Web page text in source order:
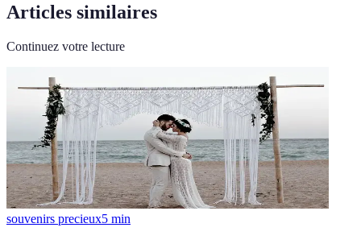
Articles similaires
Continuez votre lecture
souvenirs precieux5 min